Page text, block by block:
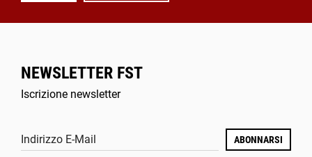
NEWSLETTER FST
Iscrizione newsletter
Indirizzo E-Mail ABONNARSI